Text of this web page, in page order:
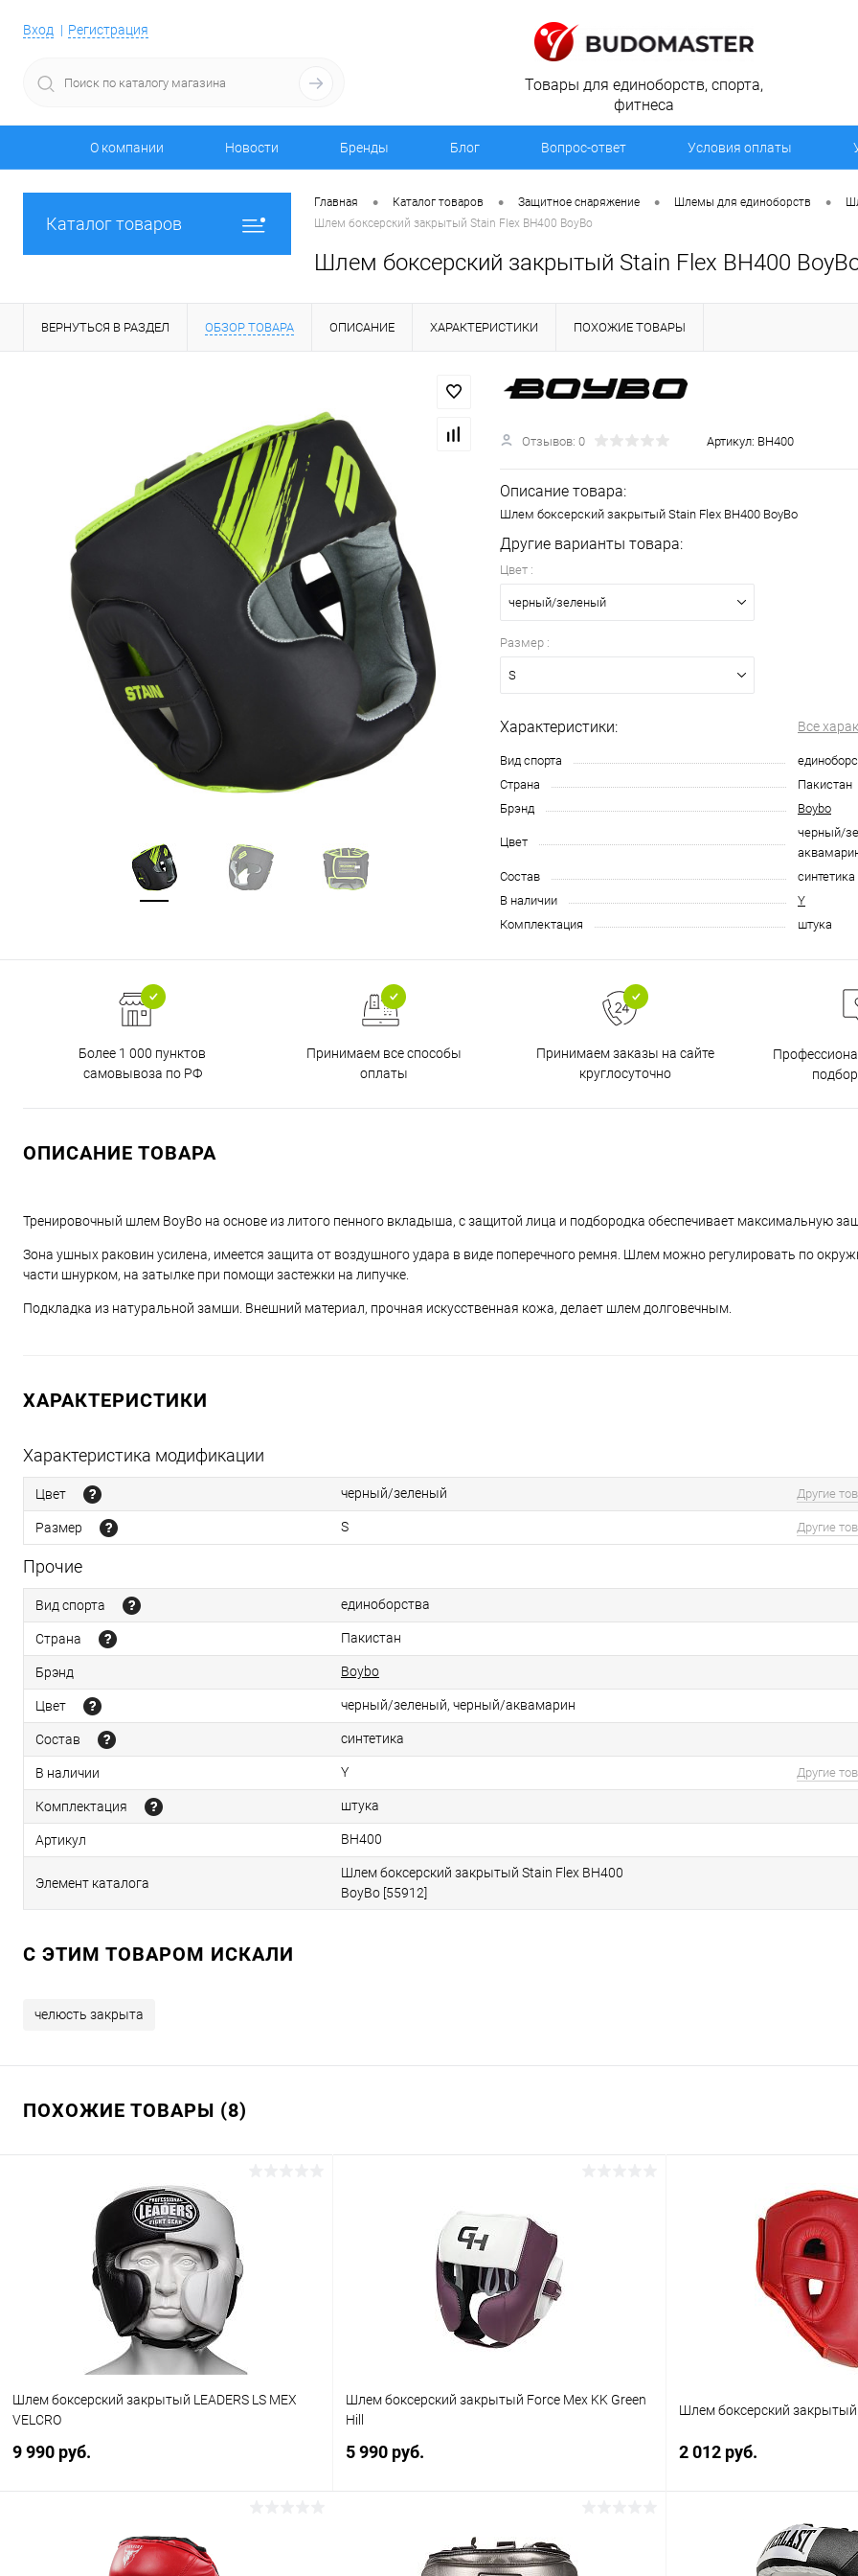
Вход Регистрация
Товары для единоборств, спорта,
фитнеса
О компании Новости Бренды Блог Вопрос-ответ Условия оплаты
Каталог товаров
Главная • Каталог товаров • Защитное снаряжение • Шлемы для единоборств •
Шлем боксерский закрытый Stain Flex BH400 BoyBo
Шлем боксерский закрытый Stain Flex BH400
ВЕРНУТЬСЯ В РАЗДЕЛ ОБЗОР ТОВАРА ОПИСАНИЕ ХАРАКТЕРИСТИКИ ПОХОЖИЕ ТОВАРЫ
Отзывов: 0 Артикул: BH400
Описание товара:
Шлем боксерский закрытый Stain Flex BH400 BoyBo
Другие варианты товара:
Цвет :
черный/зеленый
Размер :
S
Характеристики: Все
Вид спорта
Страна
Пакистан
Брэнд
Boybo
Цвет
черный/
Состав
синтетика
В наличии
Y
Комплектация
штука
Более 1 000 пунктов
самовывоза по РФ
Принимаем все способы
оплаты
Принимаем заказы на сайте
круглосуточно
ОПИСАНИЕ ТОВАРА
Тренировочный шлем BoyBo на основе из литого пенного вкладыша, с защитой лица и подбородка обеспечивает максимальную
Зона ушных раковин усилена, имеется защита от воздушного удара в виде поперечного ремня. Шлем можно регулировать по
части шнурком, на затылке при помощи застежки на липучке.
Подкладка из натуральной замши. Внешний материал, прочная искусственная кожа, делает шлем долговечным.
ХАРАКТЕРИСТИКИ
Характеристика модификации
Цвет черный/зеленый Другие
Размер S Другие
Прочие
Вид спорта единоборства
Страна Пакистан
Брэнд Boybo
Цвет черный/зеленый, черный/аквамарин
Состав синтетика
В наличии Y Другие
Комплектация штука
Артикул BH400
Элемент каталога
Шлем боксерский закрытый Stain Flex BH400
BoyBo [55912]
C ЭТИМ ТОВАРОМ ИСКАЛИ
челюсть закрыта
ПОХОЖИЕ ТОВАРЫ (8)
Шлем боксерский закрытый LEADERS LS MEX
VELCRO
9 990 руб.
Шлем боксерский закрытый Force Mex KK Green
Hill
5 990 руб.
Шлем боксерский закрытый
2 012 руб.
В